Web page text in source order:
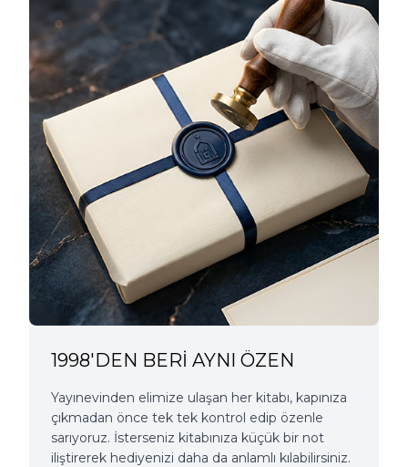
1998'DEN BERİ AYNI ÖZEN
Yayınevinden elimize ulaşan her kitabı, kapınıza
çıkmadan önce tek tek kontrol edip özenle
sarıyoruz. İsterseniz kitabınıza küçük bir not
iliştirerek hediyenizi daha da anlamlı kılabilirsiniz.